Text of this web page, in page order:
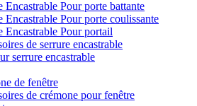
Encastrable Pour porte battante
Encastrable Pour porte coulissante
Encastrable Pour portail
de serrure encastrable
serrure encastrable
de fenêtre
de crémone pour fenêtre